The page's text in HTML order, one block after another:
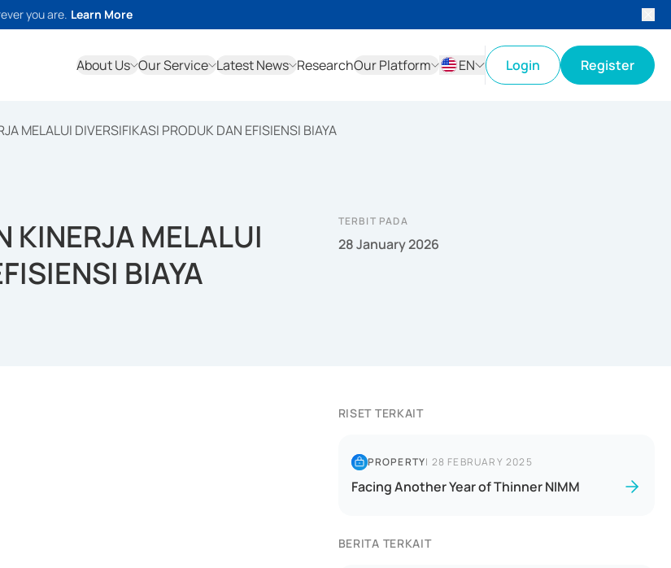
you are. Learn More
About Us Our Service Latest News ResearchOur Platform
EN
Login Register
MELALUI DIVERSIFIKASI PRODUK DAN EFISIENSI BIAYA
KINERJA MELALUI
BIAYA
TERBIT PADA
28 January 2026
RISET TERKAIT
PROPERTY| 28 FEBRUARY 2025
Facing Another Year of Thinner NIMM
BERITA TERKAIT